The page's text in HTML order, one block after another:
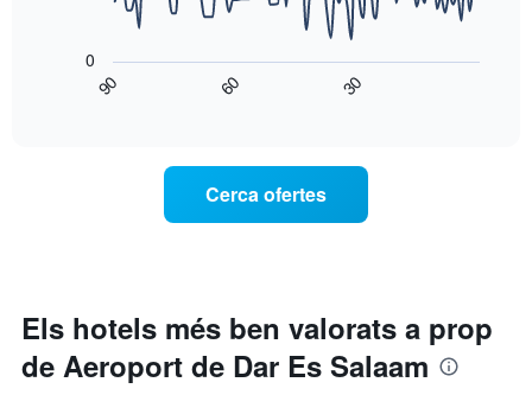
Y
mostra
gràfic
s'acosta
la
data
de
90 60 30
0
Cerca ofertes
Els hotels més ben valorats a prop
de Aeroport de Dar Es Salaam